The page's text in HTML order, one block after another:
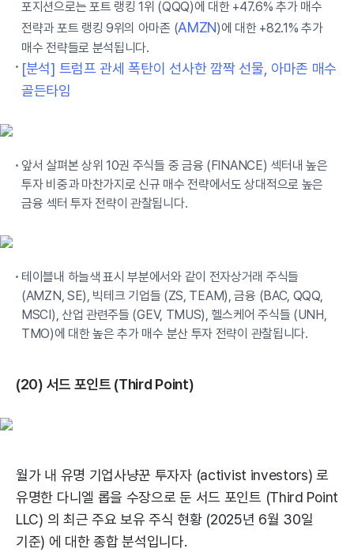
포지션으로는 포트 랭킹 1위 (QQQ)에 대한 +47.6% 추가 매수
전략과 포트 랭킹 9위의 아마존 (AMZN)에 대한 +82.1% 추가
매수 전략들로 분석됩니다.
[분석] 트럼프 관세 폭탄이 선사한 깜짝 선물, 아마존 매수
골든타임
앞서 살펴본 상위 10권 주식들 중 금융 (FINANCE) 섹터내 높은
투자 비중과 마찬가지로 신규 매수 전략에서도 상대적으로 높은
금융 섹터 투자 전략이 관찰됩니다.
테이블내 하늘색 표시 부분에서와 같이 전자상거래 주식들
(AMZN, SE), 빅테크 기업들 (ZS, TEAM), 금융 (BAC, QQQ,
MSCI), 산업 관련주들 (GEV, TMUS), 헬스케어 주식들 (UNH,
TMO)에 대한 높은 추가 매수 분산 투자 전략이 관찰됩니다.
(20) 서드 포인트 (Third Point)
월가 내 유명 기업사냥꾼 투자자 (activist investors) 로
유명한 다니엘 롭을 수장으로 둔 서드 포인트 (Third Point
LLC) 의 최근 주요 보유 주식 현황 (2025년 6월 30일
기준) 에 대한 종합 분석입니다.